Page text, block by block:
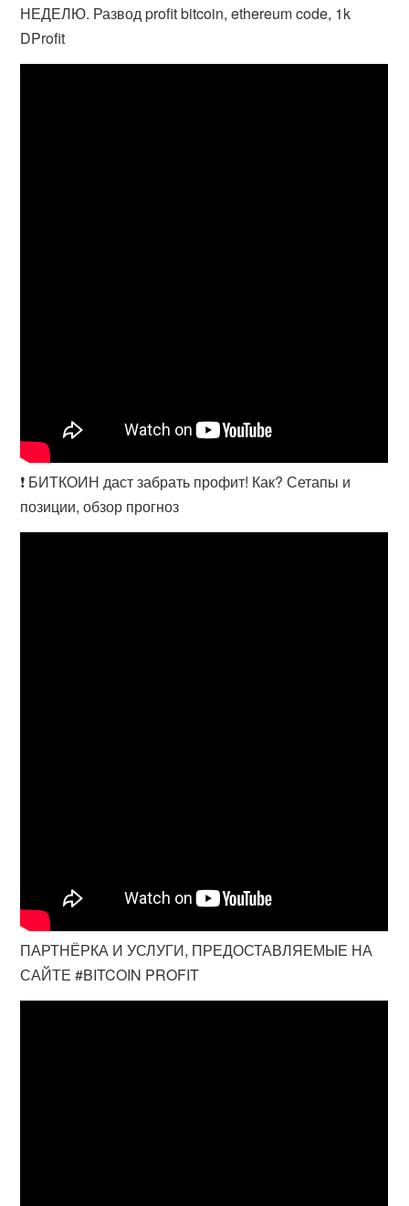
НЕДЕЛЮ. Развод profit bitcoin, ethereum code, 1k
DProfit
❗️ БИТКОИН даст забрать профит! Как? Сетапы и
позиции, обзор прогноз
ПАРТНЁРКА И УСЛУГИ, ПРЕДОСТАВЛЯЕМЫЕ НА
САЙТЕ #BITCOIN PROFIT